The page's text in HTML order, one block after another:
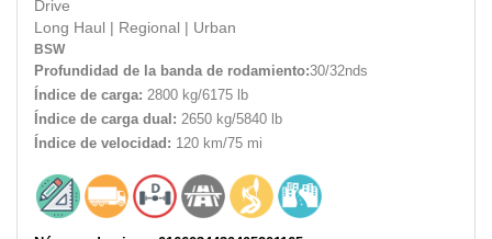
Drive
Long Haul
Regional Urban
BSW
Profundidad de la banda de rodamiento:30/32nds
Índice de carga: 2800 kg/6175 lb
Índice de carga dual: 2650 kg/5840 lb
Índice de velocidad: 120 km/75 mi